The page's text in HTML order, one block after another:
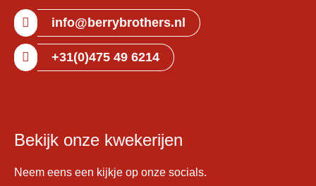
info@berrybrothers.nl
+31(0)475 49 6214
Bekijk onze kwekerijen
Neem eens een kijkje op onze socials.